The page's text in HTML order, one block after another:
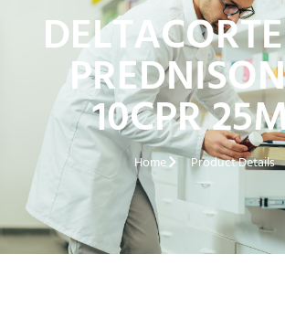
10CPR
Home Product Details